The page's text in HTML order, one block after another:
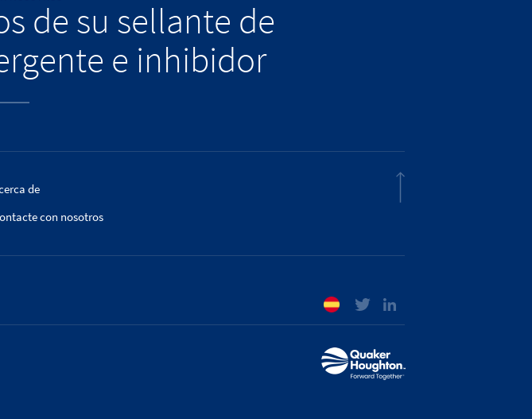
de su sellante de
e inhibidor
de
con nosotros